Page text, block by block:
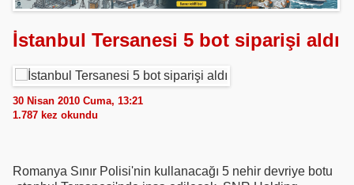
İstanbul Tersanesi 5 bot siparişi aldı
30 Nisan 2010 Cuma, 13:21
1.787 kez okundu
Romanya Sınır Polisi'nin kullanacağı 5 nehir devriye botu